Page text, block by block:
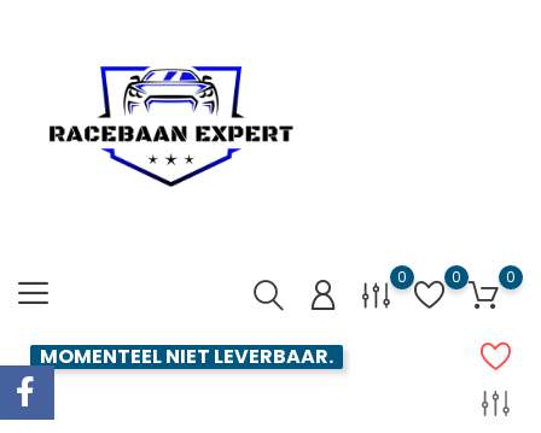
0 0 0
MOMENTEEL NIET LEVERBAAR.